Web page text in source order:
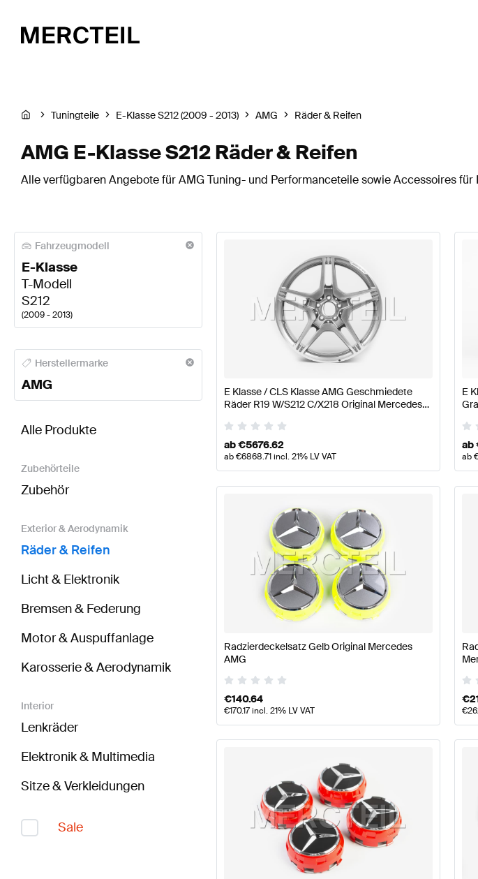
Tuningteile E-Klasse S212 (2009 - 2013) AMG Räder & Reifen
AMG E-Klasse S212 Räder & Reifen
Alle verfügbaren Angebote für AMG Tuning- und Performanceteile sowie Accessoires für
Fahrzeugmodell
E-Klasse
T-Modell
S212
(2009 - 2013)
AMG A-Klasse Räder & ReifenAMG A-Klasse W177 Modellpflege Räder & Reifen
Herstellermarke
AMG
AMG E-Klasse S212 Räder & Reifen
Alle Produkte
Zubehörteile
Zubehör
Exterior & Aerodynamik
Räder & Reifen
Licht & Elektronik
Bremsen & Federung
Motor & Auspuffanlage
Karosserie & Aerodynamik
Interior
Lenkräder
Elektronik & Multimedia
Sitze & Verkleidungen
Sale
E Klasse / CLS Klasse AMG Geschmiedete
Räder R19 W/S212 C/X218 Original Mercedes
ab€5676.62
ab€6868.71incl. 21% LV VAT
E
ab
ab
Radzierdeckelsatz Gelb Original Mercedes
AMG
€140.64
€170.17incl. 21% LV VAT
€
€